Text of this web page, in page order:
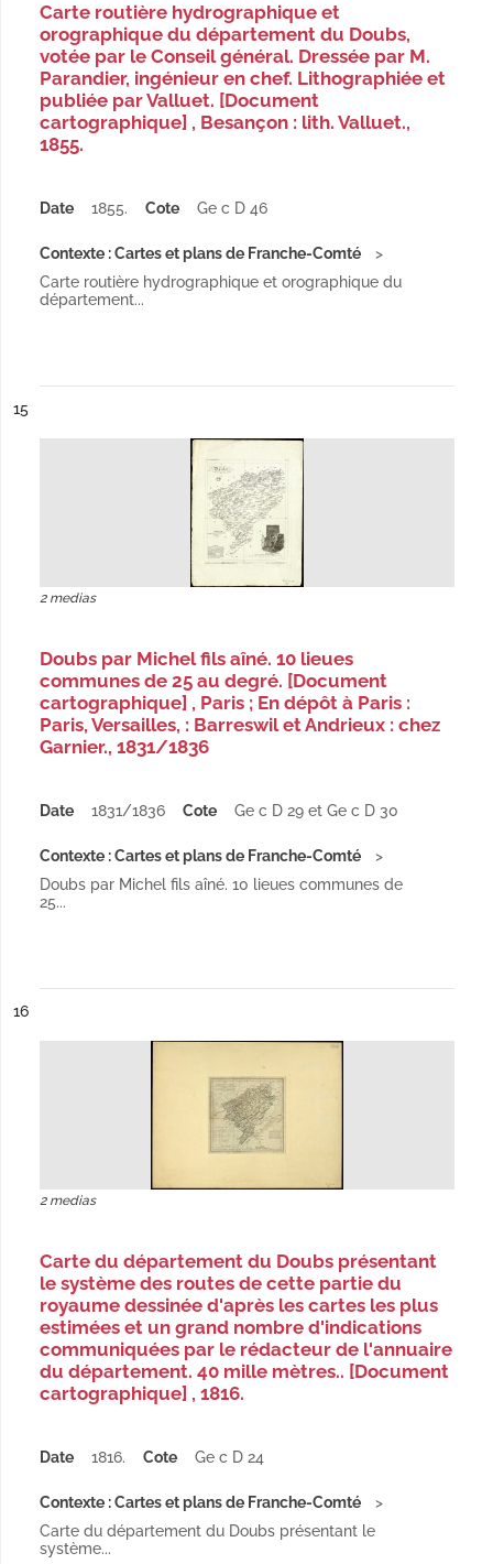
Carte routière hydrographique et
orographique du département du Doubs,
votée par le Conseil général. Dressée par M.
Parandier, ingénieur en chef. Lithographiée et
publiée par Valluet. [Document
cartographique] , Besançon : lith. Valluet.,
1855.
Date 1855. Cote Ge c D 46
Contexte : Cartes et plans de Franche-Comté
Carte routière hydrographique et orographique du
département...
n°
15
2 medias
Doubs par Michel fils aîné. 10 lieues
communes de 25 au degré. [Document
cartographique] , Paris ; En dépôt à Paris :
Paris, Versailles, : Barreswil et Andrieux : chez
Garnier., 1831/1836
Date 1831/1836 Cote Ge c D 29 et Ge c D 30
Contexte : Cartes et plans de Franche-Comté
Doubs par Michel fils aîné. 10 lieues communes de
25...
n°
16
2 medias
Carte du département du Doubs présentant
le système des routes de cette partie du
royaume dessinée d'après les cartes les plus
estimées et un grand nombre d'indications
communiquées par le rédacteur de l'annuaire
du département. 40 mille mètres.. [Document
cartographique] , 1816.
Date 1816. Cote Ge c D 24
Contexte : Cartes et plans de Franche-Comté
Carte du département du Doubs présentant le
système...